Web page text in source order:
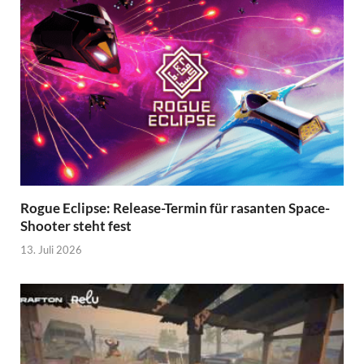
Rogue Eclipse: Release-Termin für rasanten Space-
Shooter steht fest
13. Juli 2026